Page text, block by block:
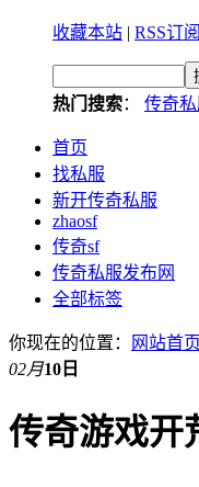
收藏本站 | RSS订阅
热门搜索： 传奇
首页
找私服
新开传奇私服
zhaosf
传奇sf
传奇私服发布网
全部标签
你现在的位置： 网站首页
02月10日
传奇游戏开